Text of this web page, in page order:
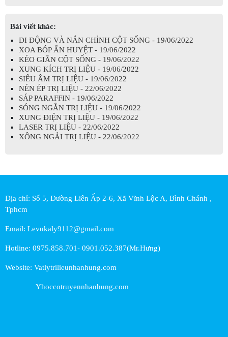
Bài viết khác:
DI ĐỘNG VÀ NẮN CHỈNH CỘT SỐNG - 19/06/2022
XOA BÓP ẤN HUYỆT - 19/06/2022
KÉO GIÃN CỘT SỐNG - 19/06/2022
XUNG KÍCH TRỊ LIỆU - 19/06/2022
SIÊU ÂM TRỊ LIỆU - 19/06/2022
NÉN ÉP TRỊ LIỆU - 22/06/2022
SÁP PARAFFIN - 19/06/2022
SÓNG NGẮN TRỊ LIỆU - 19/06/2022
XUNG ĐIỆN TRỊ LIỆU - 19/06/2022
LASER TRỊ LIỆU - 22/06/2022
XÔNG NGẢI TRỊ LIỆU - 22/06/2022
Địa chỉ: Số 5, Đường Liên Ấp 2-6, Xã Vĩnh Lộc A, Bình Chánh ,
Tphcm
Email: Levukaly9112@gmail.com
Hotline: 0975.858.701- 0901.052.387(Mr.Hưng)
Website: Vatlytrilieunhanhung.com
Yhoccotruyennhanhung.com